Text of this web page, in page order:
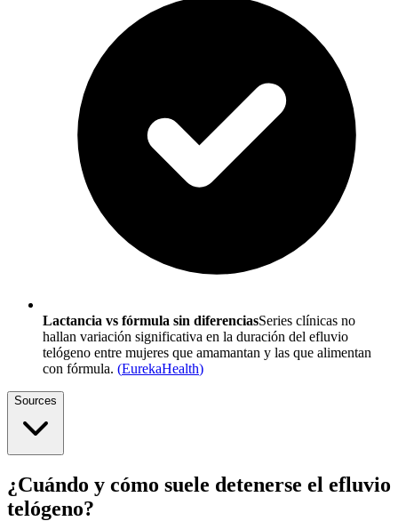
Lactancia vs fórmula sin diferenciasSeries clínicas no
hallan variación significativa en la duración del efluvio
telógeno entre mujeres que amamantan y las que alimentan
con fórmula. (EurekaHealth)
Sources
¿Cuándo y cómo suele detenerse el efluvio
telógeno?